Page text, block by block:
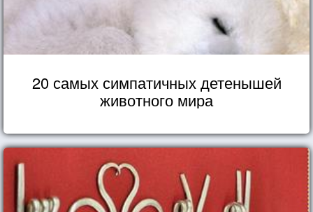
20 самых симпатичных детенышей
животного мира